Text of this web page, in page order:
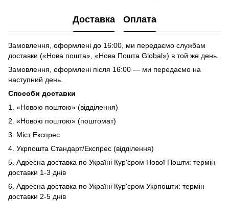
Доставка Оплата
Замовлення, оформлені до 16:00, ми передаємо службам
доставки («Нова пошта», «Нова Пошта Global») в той же день.
Замовлення, оформлені після 16:00 — ми передаємо на
наступний день.
Способи доставки
1. «Новою поштою» (відділення)
2. «Новою поштою» (поштомат)
3. Міст Експрес
4. Укрпошта Стандарт/Експрес (відділення)
5. Адресна доставка по Україні Кур'єром Нової Пошти: термін
доставки 1-3 днів
6. Адресна доставка по Україні Кур'єром Укрпошти: термін
доставки 2-5 днів